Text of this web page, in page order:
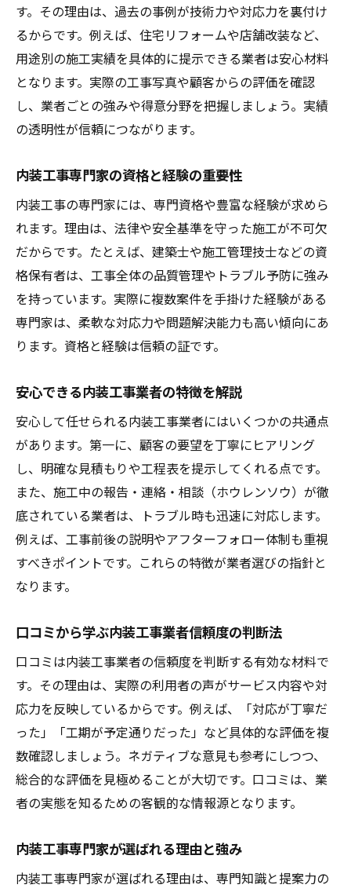
内装工事でプロと協力し理想を実現する
費用の実態を知りたい方へ内装工事解説
内装工事費用の内訳と適正価格の見極め方
内装工事専門家が解説する費用対効果の考
え方
内装工事の費用を抑える具体的なポイント
内装工事費用のトラブルを防ぐ方法とは
内装工事の費用実態を事例でわかりやすく
紹介
英語対応も安心の内装工事プロ選び術
英語対応可能な内装工事業者の探し方
内装工事で英語対応が必要なケースとは
専門家が語る英語対応内装工事の安心感
英語対応内装工事業者に依頼する際の注意
内装工事のプロを英語で探す時のポイント
内装工事専門家が伝授する語学対応の強み
内装工事の年収とスキルアップの現実
内装工事専門家の年収相場とその背景
内装工事で求められるスキルとは何か
専門家が語る内装工事職人のキャリア形成
内装工事専門家が実践する資格取得のメリ
ット
リフォーム時期に迷う方へ工事計画の考え方
内装工事の最適なリフォーム時期とは
内装工事専門家が教える計画立案のコツ
繁忙期を避けた内装工事スケジュール調整
法
グ
内装工事における手続きや準備のポイント
す。その理由は、過去の事例が技術力や対応力を裏付け
るからです。例えば、住宅リフォームや店舗改装など、
用途別の施工実績を具体的に提示できる業者は安心材料
となります。実際の工事写真や顧客からの評価を確認
し、業者ごとの強みや得意分野を把握しましょう。実績
の透明性が信頼につながります。
内装工事専門家の資格と経験の重要性
内装工事の専門家には、専門資格や豊富な経験が求めら
れます。理由は、法律や安全基準を守った施工が不可欠
だからです。たとえば、建築士や施工管理技士などの資
格保有者は、工事全体の品質管理やトラブル予防に強み
を持っています。実際に複数案件を手掛けた経験がある
専門家は、柔軟な対応力や問題解決能力も高い傾向にあ
ります。資格と経験は信頼の証です。
安心できる内装工事業者の特徴を解説
安心して任せられる内装工事業者にはいくつかの共通点
があります。第一に、顧客の要望を丁寧にヒアリング
し、明確な見積もりや工程表を提示してくれる点です。
また、施工中の報告・連絡・相談（ホウレンソウ）が徹
底されている業者は、トラブル時も迅速に対応します。
例えば、工事前後の説明やアフターフォロー体制も重視
すべきポイントです。これらの特徴が業者選びの指針と
なります。
口コミから学ぶ内装工事業者信頼度の判断法
口コミは内装工事業者の信頼度を判断する有効な材料で
す。その理由は、実際の利用者の声がサービス内容や対
応力を反映しているからです。例えば、「対応が丁寧だ
った」「工期が予定通りだった」など具体的な評価を複
数確認しましょう。ネガティブな意見も参考にしつつ、
総合的な評価を見極めることが大切です。口コミは、業
者の実態を知るための客観的な情報源となります。
内装工事専門家が選ばれる理由と強み
内装工事専門家が選ばれる理由は、専門知識と提案力の